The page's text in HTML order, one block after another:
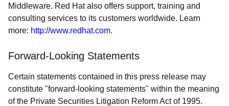
Middleware. Red Hat also offers support, training and
consulting services to its customers worldwide. Learn
more: http://www.redhat.com.
Forward-Looking Statements
Certain statements contained in this press release may
constitute "forward-looking statements" within the meaning
of the Private Securities Litigation Reform Act of 1995.